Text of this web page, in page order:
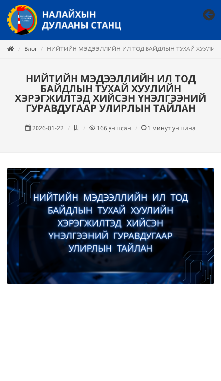
Блог НИЙТИЙН МЭДЭЭЛЛИЙН ИЛ ТОД БАЙДЛЫН ТУХАЙ
НИЙТИЙН МЭДЭЭЛЛИЙН ИЛ ТОД
БАЙДЛЫН ТУХАЙ ХУУЛИЙН
ХЭРЭГЖИЛТЭД ХИЙСЭН ҮНЭЛГЭЭНИЙ
ГУРАВДУГААР УЛИРЛЫН ТАЙЛАН
2026-01-22 166уншсан 1 минут уншина